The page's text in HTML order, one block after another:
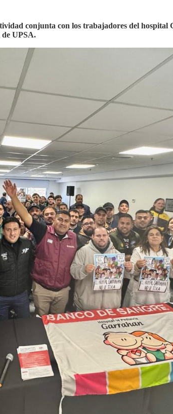
conjunta con los trabajadores del
de UPSA.